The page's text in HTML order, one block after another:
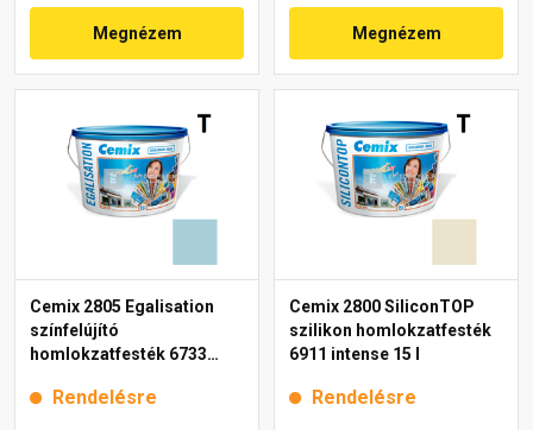
Megnézem Megnézem
Cemix 2805 Egalisation
színfelújító
homlokzatfesték 6733
Rendelésre
Cemix 2800 SiliconTOP
szilikon homlokzatfesték
6911 intense 15 l
Rendelésre